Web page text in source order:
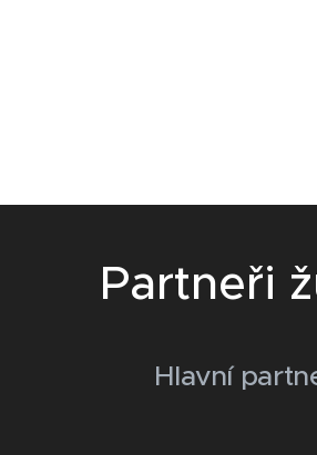
Partneři
Hlavní